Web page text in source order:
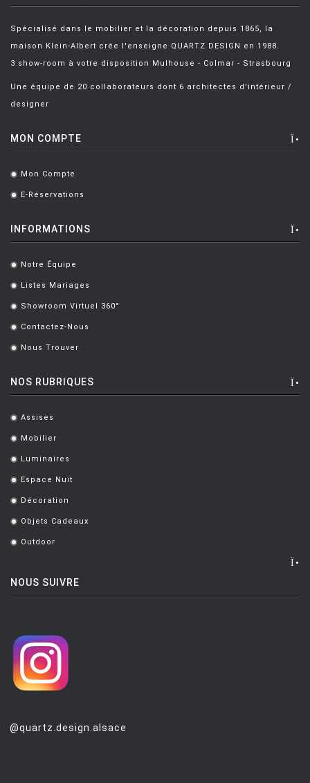
Spécialisé dans le mobilier et la décoration depuis 1865, la
maison Klein-Albert crée l'enseigne QUARTZ DESIGN en 1988.
3 show-room à votre disposition Mulhouse - Colmar - Strasbourg
Une équipe de 20 collaborateurs dont 6 architectes d'intérieur /
designer
MON COMPTE
. Mon Compte
. E-Réservations
INFORMATIONS
. Notre Équipe
. Listes Mariages
. Showroom Virtuel 360°
. Contactez-Nous
. Nous Trouver
NOS RUBRIQUES
. Assises
. Mobilier
. Luminaires
. Espace Nuit
. Décoration
. Objets Cadeaux
. Outdoor
NOUS SUIVRE
@quartz.design.alsace